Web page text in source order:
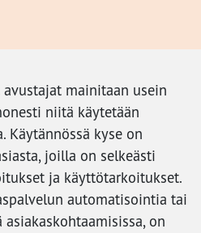
mainitaan usein
niitä käytetään
Käytännössä kyse on
joilla on selkeästi
ja käyttötarkoitukset.
automatisointia tai
on